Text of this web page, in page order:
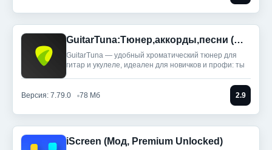
GuitarTuna:Тюнер,аккорды,песни (Мод, Premium Unlocked)
GuitarTuna — удобный хроматический тюнер для
гитар и укулеле, идеален для новичков и профи: ты
Версия: 7.79.0 78 Мб 2.9
iScreen (Мод, Premium Unlocked)